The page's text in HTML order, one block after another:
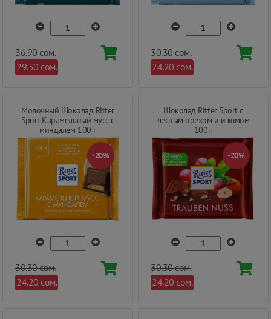
36.90 сом.
29.50 сом.
30.30 сом.
24.20 сом.
Молочный Шоколад Ritter
Sport Карамельный мусс с
миндалем 100 г
-20%
30.30 сом.
24.20 сом.
Шоколад Ritter Sport с
лесным орехом и изюмом
100 г
-20%
30.30 сом.
24.20 сом.